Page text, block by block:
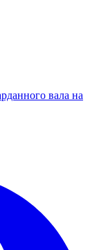
вала на